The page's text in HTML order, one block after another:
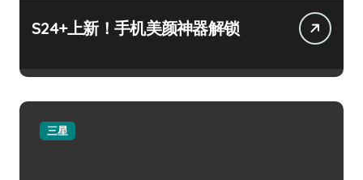
S24+上新！手机美颜神器解锁
三星